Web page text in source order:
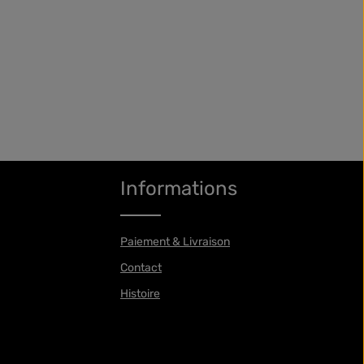
Informations
Paiement & Livraison
Contact
Histoire